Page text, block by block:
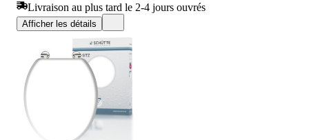
Livraison au plus tard le 2-4 jours ouvrés
Afficher les détails